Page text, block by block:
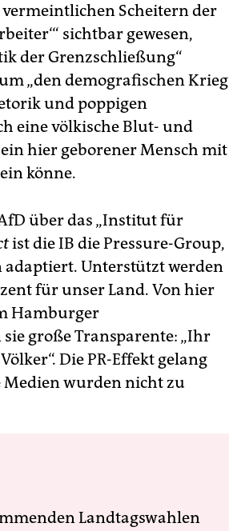
Scheitern der
sichtbar gewesen,
der Grenzschließung“
„den demografischen Krieg
und poppigen
eine völkische Blut- und
hier geborener Mensch mit
könne.
über das „Institut für
ist die IB die Pressure-Group,
Unterstützt werden
für unser Land. Von hier
Hamburger
große Transparente: „Ihr
Die PR-Effekt gelang
wurden nicht zu
Landtagswahlen